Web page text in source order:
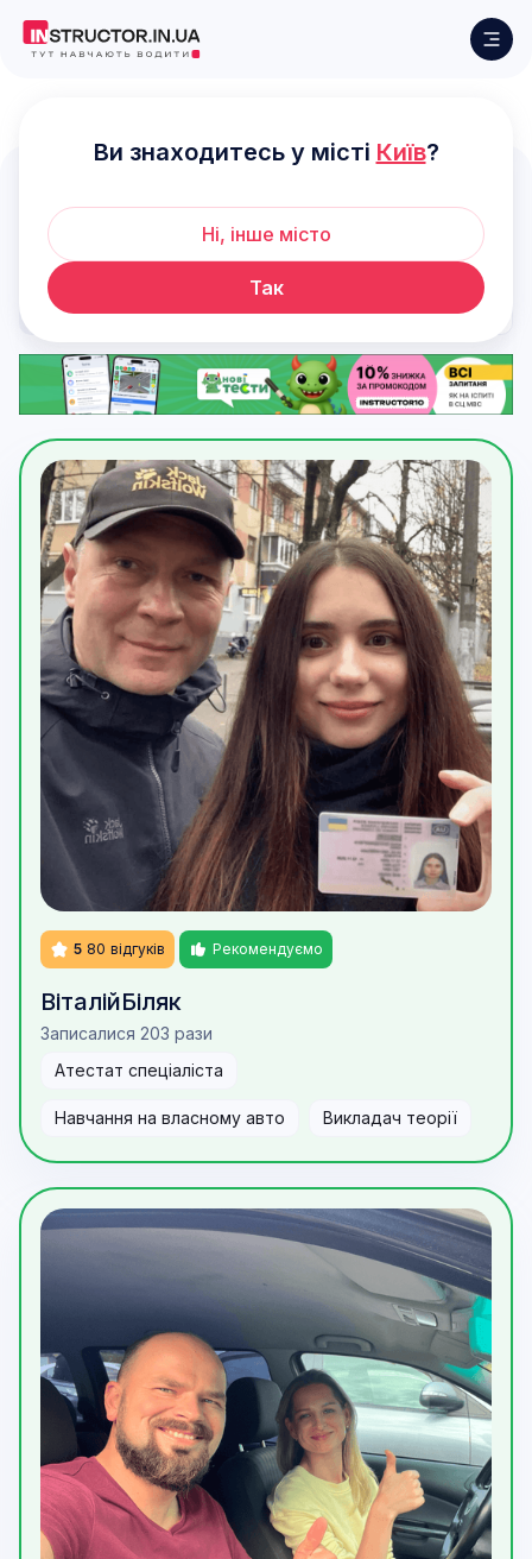
Фільтри Стандартне сортування
5 80 відгуків Рекомендуємо
ВіталійБіляк
Записалися 203 рази
Атестат спеціаліста
Навчання на власному авто Викладач теорії
Ви знаходитесь у місті Київ?
Ні, інше місто
Так